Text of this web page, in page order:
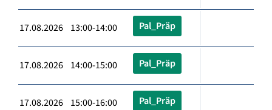
17.08.2026 13:00-14:00 Pal_Präp
17.08.2026 14:00-15:00 Pal_Präp
17.08.2026 15:00-16:00 Pal_Präp